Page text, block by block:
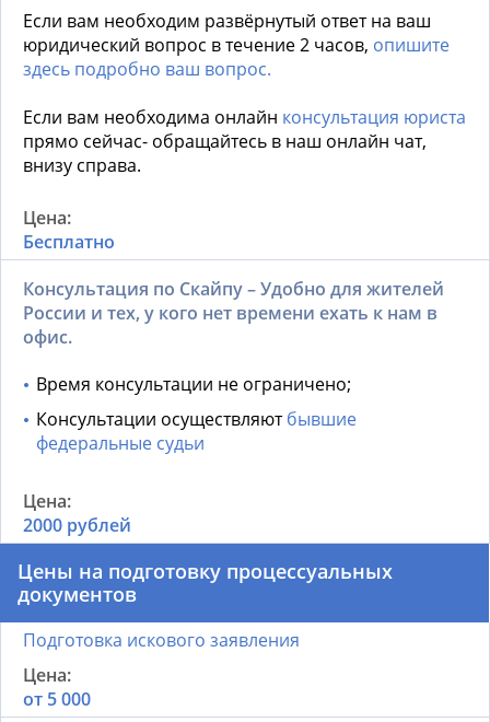
Если вам необходим развёрнутый ответ на ваш
юридический вопрос в течение 2 часов, опишите
здесь подробно ваш вопрос.
Если вам необходима онлайн консультация юриста
прямо сейчас- обращайтесь в наш онлайн чат,
внизу справа.
Бесплатно
Консультация по Скайпу – Удобно для жителей
России и тех, у кого нет времени ехать к нам в
офис.
Время консультации не ограничено;
Консультации осуществляютбывшие
федеральные судьи
2000 рублей
Цены на подготовку процессуальных
документов
Подготовка искового заявления
от 5 000